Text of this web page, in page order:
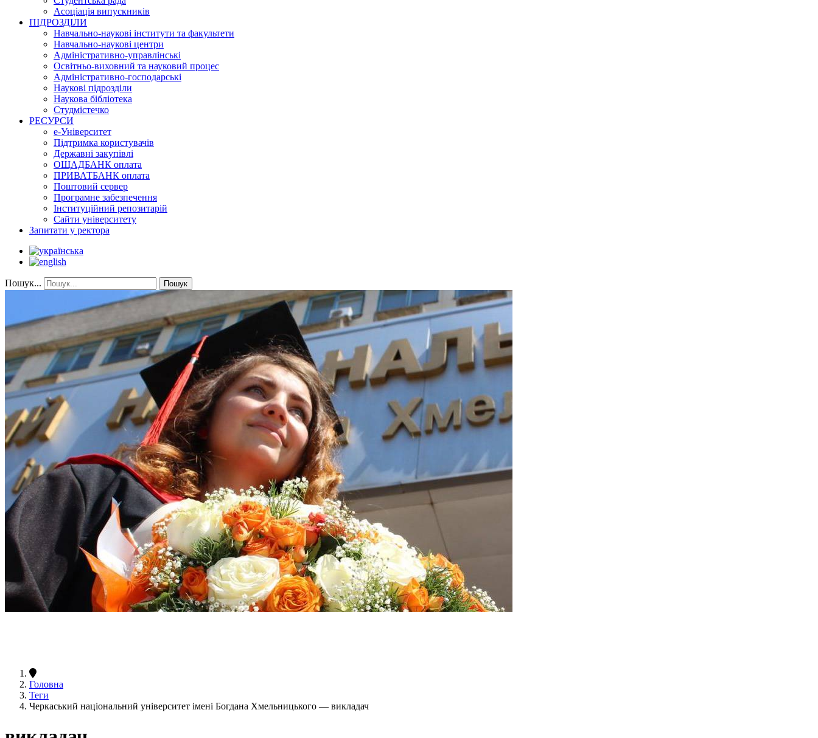
Асоціація випускників
ПІДРОЗДІЛИ
Навчально-наукові інститути та факультети
Навчально-наукові центри
Адміністративно-управлінські
Освітньо-виховний та науковий процес
Адміністративно-господарські
Наукові підрозділи
Наукова бібліотека
Студмістечко
РЕСУРСИ
е-Університет
Підтримка користувачів
Державні закупівлі
ОЩАДБАНК оплата
ПРИВАТБАНК оплата
Поштовий сервер
Програмне забезпечення
Інституційний репозитарій
Сайти університету
Запитати у ректора
Пошук... Пошук
Головна
Теги
Черкаський національний університет імені Богдана Хмельницького — викладач